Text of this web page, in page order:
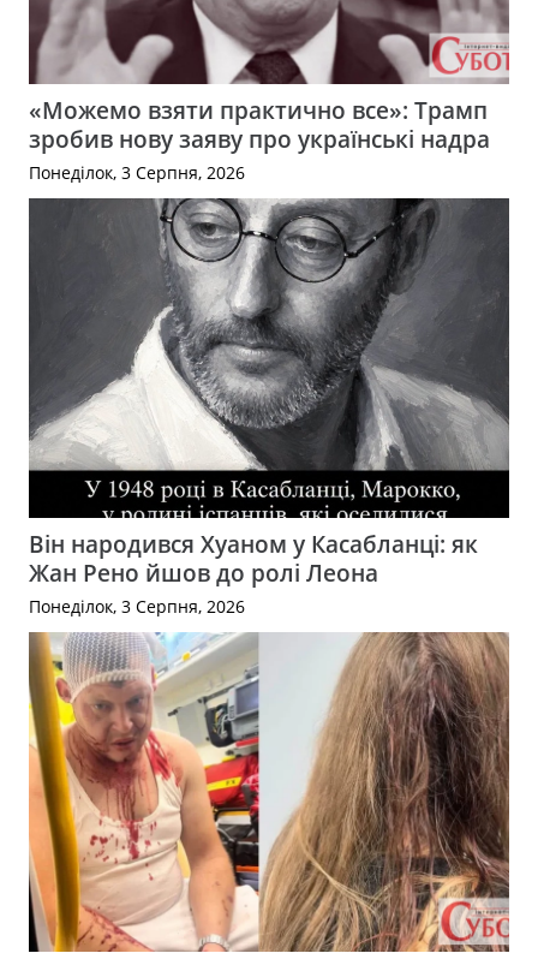
«Можемо взяти практично все»: Трамп
зробив нову заяву про українські надра
Понеділок, 3 Серпня, 2026
Він народився Хуаном у Касабланці: як
Жан Рено йшов до ролі Леона
Понеділок, 3 Серпня, 2026